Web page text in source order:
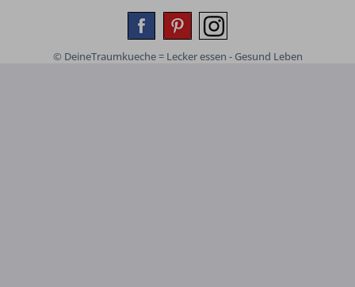
© DeineTraumkueche = Lecker essen - Gesund Leben